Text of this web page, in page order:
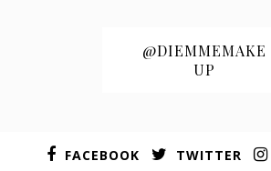
@DIEMMEMAKE
UP
FACEBOOK TWITTER